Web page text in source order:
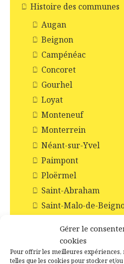
Gérer le
cookies
Pour offrir les meilleures expériences,
telles que les cookies pour stocker et/
Histoire des communes
Augan
Beignon
Campénéac
Concoret
Gourhel
Loyat
Monteneuf
Monterrein
Néant-sur-Yvel
Paimpont
Ploërmel
Saint-Abraham
Saint-Malo-de-
Tréhorenteuc
Histoire et Patrimoines